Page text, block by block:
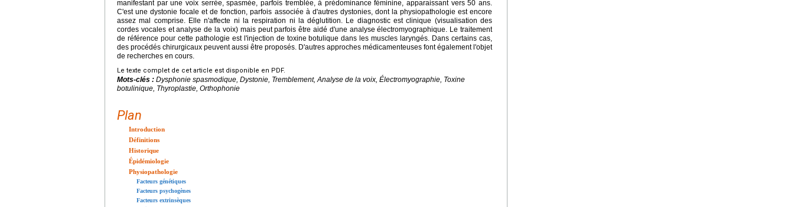
manifestant par une voix serrée, spasmée, parfois tremblée, à prédominance féminine, apparaissant vers 50 ans.
C'est une dystonie focale et de fonction, parfois associée à d'autres dystonies, dont la physiopathologie est encore
assez mal comprise. Elle n'affecte ni la respiration ni la déglutition. Le diagnostic est clinique (visualisation des
cordes vocales et analyse de la voix) mais peut parfois être aidé d'une analyse électromyographique. Le traitement
de référence pour cette pathologie est l'injection de toxine botulique dans les muscles laryngés. Dans certains cas,
des procédés chirurgicaux peuvent aussi être proposés. D'autres approches médicamenteuses font également l'objet
de recherches en cours.
Le texte complet de cet article est disponible en PDF.
Mots-clés : Dysphonie spasmodique, Dystonie, Tremblement, Analyse de la voix, Électromyographie, Toxine
botulinique, Thyroplastie, Orthophonie
Plan
Introduction
Définitions
Historique
Épidémiologie
Physiopathologie
Facteurs génétiques
Facteurs psychogènes
Facteurs extrinsèques